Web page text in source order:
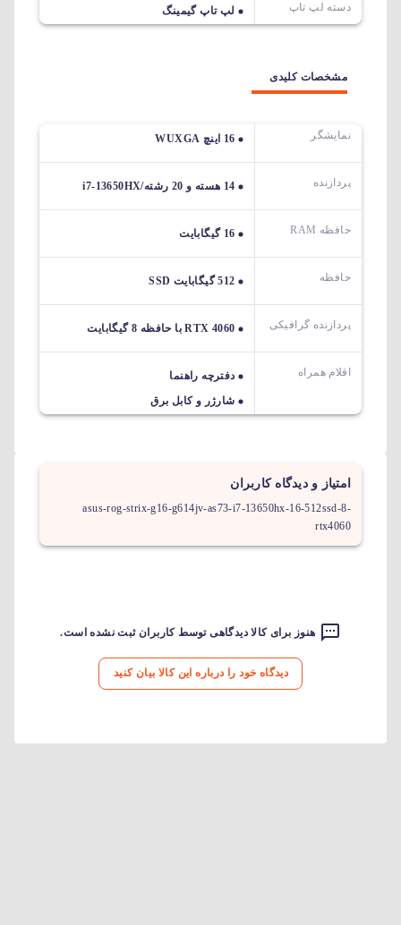
دسته لپ تاپ لپ تاپ گیمینگ
مشخصات کلیدی
نمایشگر 16 اینچ WUXGA
پردازنده 14 هسته و 20 رشته/i7-13650HX
حافظه RAM 16 گیگابایت
حافظه 512 گیگابایت SSD
پردازنده گرافیکی RTX 4060 با حافظه 8 گیگابایت
اقلام همراه
دفترچه راهنما
شارژر و کابل برق
امتیاز و دیدگاه کاربران
asus-rog-strix-g16-g614jv-as73-i7-13650hx-16-512ssd-8-
rtx4060
هنوز برای کالا دیدگاهی توسط کاربران ثبت نشده است.
دیدگاه خود را درباره این کالا بیان کنید